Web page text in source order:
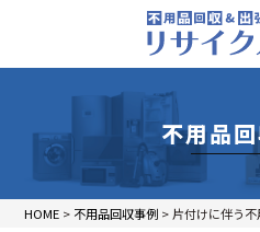
不用品
HOME > 不用品回収事例 >片付けに伴う